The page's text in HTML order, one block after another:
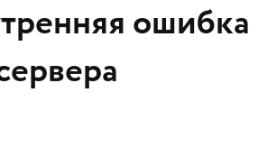
ошибка